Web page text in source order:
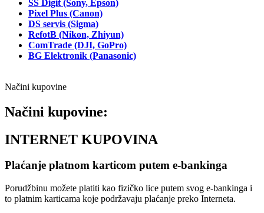
SS Digit (Sony, Epson)
Pixel Plus (Canon)
DS servis (Sigma)
RefotB (Nikon, Zhiyun)
ComTrade (DJI, GoPro)
BG Elektronik (Panasonic)
Načini kupovine
Načini kupovine:
INTERNET KUPOVINA
Plaćanje platnom karticom putem e-bankinga
Porudžbinu možete platiti kao fizičko lice putem svog e-bankinga i
to platnim karticama koje podržavaju plaćanje preko Interneta.